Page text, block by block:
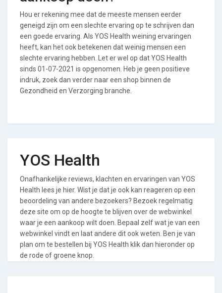
Hou er rekening mee dat de meeste mensen eerder
geneigd zijn om een slechte ervaring op te schrijven dan
een goede ervaring. Als YOS Health weining ervaringen
heeft, kan het ook betekenen dat weinig mensen een
slechte ervaring hebben. Let er wel op dat YOS Health
sinds 01-07-2021 is opgenomen. Heb je geen positieve
indruk, zoek dan verder naar een shop binnen de
Gezondheid en Verzorging branche.
YOS Health
Onafhankelijke reviews, klachten en ervaringen van YOS
Health lees je hier. Wist je dat je ook kan reageren op een
beoordeling van andere bezoekers? Bezoek regelmatig
deze site om op de hoogte te blijven over de webwinkel
waar je een aankoop wilt doen. Bepaal zelf wat je van een
webwinkel vindt en laat andere dit ook weten. Ben je van
plan om te bestellen bij YOS Health klik dan hieronder op
de rode of groene knop.